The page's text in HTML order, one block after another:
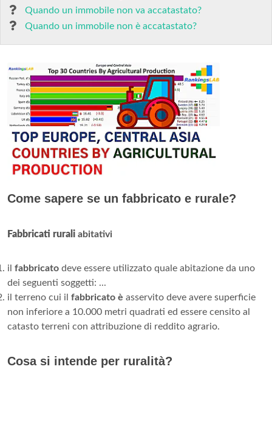
Quando un immobile non va accatastato?
Quando un immobile non è accatastato?
Come sapere se un fabbricato e rurale?
Fabbricati rurali abitativi
il fabbricato deve essere utilizzato quale abitazione da uno
dei seguenti soggetti: ...
il terreno cui il fabbricato è asservito deve avere superficie
non inferiore a 10.000 metri quadrati ed essere censito al
catasto terreni con attribuzione di reddito agrario.
Cosa si intende per ruralità?